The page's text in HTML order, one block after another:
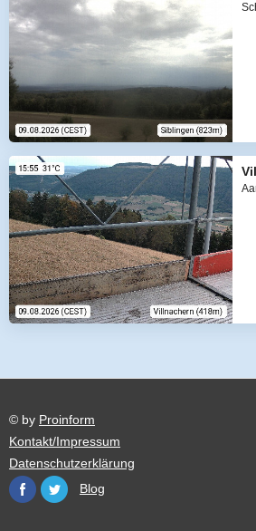
© by Proinform
Kontakt/Impressum
Datenschutzerklärung
Blog